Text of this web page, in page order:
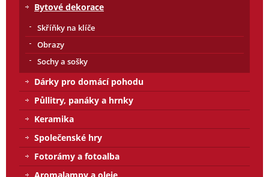
Bytové dekorace
Skříňky na klíče
Obrazy
Sochy a sošky
Dárky pro domácí pohodu
Půllitry, panáky a hrnky
Keramika
Společenské hry
Fotorámy a fotoalba